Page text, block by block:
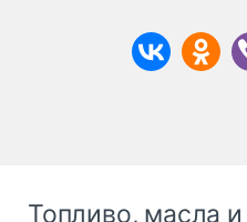
Топливо, масла